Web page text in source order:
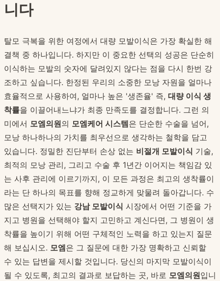
니다
탈모 극복을 위한 여정에서 대량 모발이식은 가장 확실한 해
결책 중 하나입니다. 하지만 이 중요한 선택의 성공은 단순히
이식하는 모발의 숫자에 달려있지 않다는 점을 다시 한번 강
조하고 싶습니다. 한정된 우리의 소중한 모낭 자원을 얼마나
효율적으로 사용하여, 얼마나 높은 '생존율' 즉, 대량 이식 생
착률을 이끌어내느냐가 최종 만족도를 결정합니다. 그런 의
미에서 모엠의원의 모엠케어 시스템은 단순한 수술을 넘어,
모낭 하나하나의 가치를 최우선으로 생각하는 철학을 담고
있습니다. 정밀한 진단부터 손상 없는 비절개 모발이식 기술,
최적의 모낭 관리, 그리고 수술 후 1년간 이어지는 책임감 있
는 사후 관리에 이르기까지, 이 모든 과정은 최고의 생착률이
라는 단 하나의 목표를 향해 정교하게 맞물려 돌아갑니다. 수
많은 선택지가 있는 강남 모발이식 시장에서 어떤 기준을 가
지고 병원을 선택해야 할지 고민하고 계신다면, 그 병원이 생
착률을 높이기 위해 어떤 구체적인 노력을 하고 있는지 질문
해 보십시오. 모엠은 그 질문에 대한 가장 명확하고 신뢰할
수 있는 답변을 제시할 것입니다. 당신의 마지막 모발이식이
될 수 있도록, 최고의 결과로 보답하는 곳, 바로 모엠의원입니